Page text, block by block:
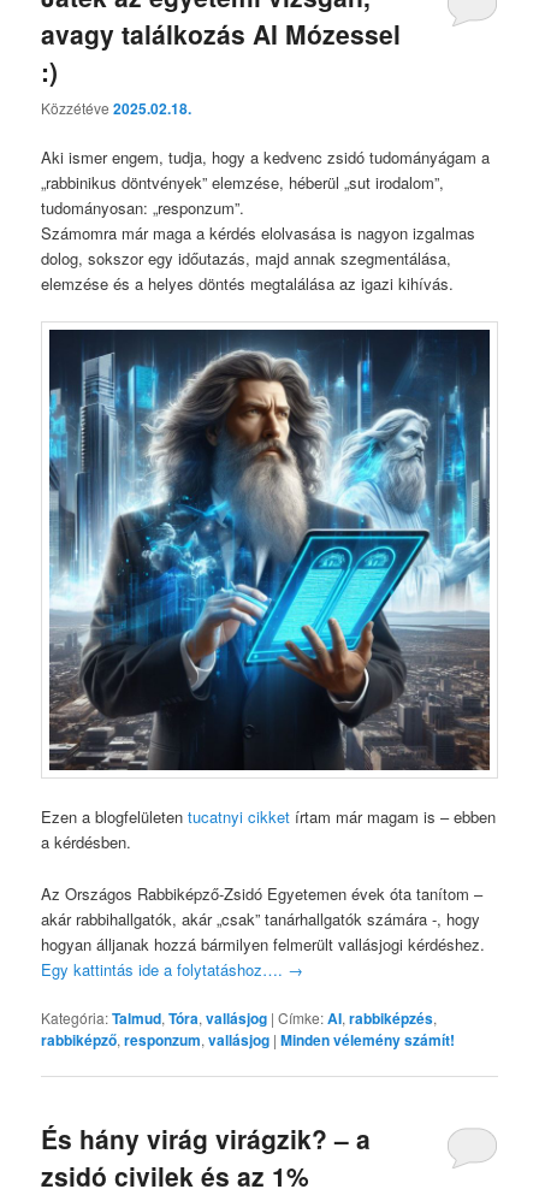
avagy találkozás AI Mózessel
:)
Közzétéve2025.02.18.
Aki ismer engem, tudja, hogy a kedvenc zsidó tudományágam a
„rabbinikus döntvények” elemzése, héberül „sut irodalom”,
tudományosan: „responzum”.
Számomra már maga a kérdés elolvasása is nagyon izgalmas
dolog, sokszor egy időutazás, majd annak szegmentálása,
elemzése és a helyes döntés megtalálása az igazi kihívás.
Ezen a blogfelületentucatnyi cikket írtam már magam is – ebben
a kérdésben.
Az Országos Rabbiképző-Zsidó Egyetemen évek óta tanítom –
akár rabbihallgatók, akár „csak” tanárhallgatók számára -, hogy
hogyan álljanak hozzá bármilyen felmerült vallásjogi kérdéshez.
Egy kattintás ide a folytatáshoz…. →
Kategória:Talmud,Tóra,vallásjog |Címke:AI,rabbiképzés,
rabbiképző,responzum,vallásjog |Minden vélemény számít!
És hány virág virágzik? – a
zsidó civilek és az 1%